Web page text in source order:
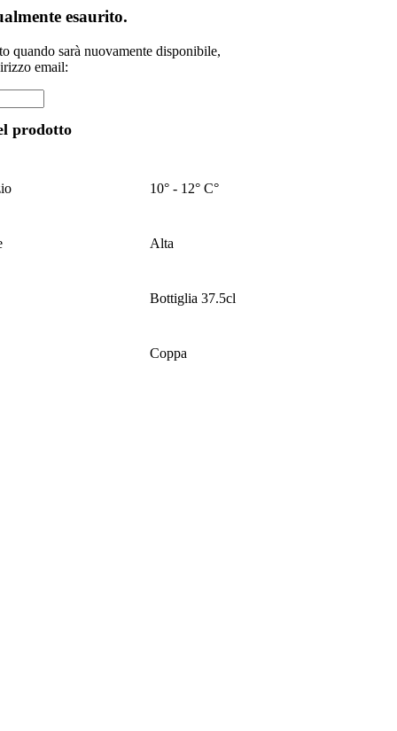
esaurito.
quando sarà nuovamente disponibile,
email:
prodotto
10° - 12° C°
Alta
Bottiglia 37.5cl
Coppa